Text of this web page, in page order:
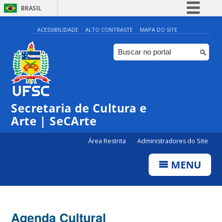
BRASIL
Simplifique!
Comunica BR
Participe
ACESSIBILIDADE ALTO CONTRASTE MAPA DO SITE
Secretaria de Cultura e
Arte | SeCArte
Área Restrita Administradores do Site
MENU
Agenda Cultural